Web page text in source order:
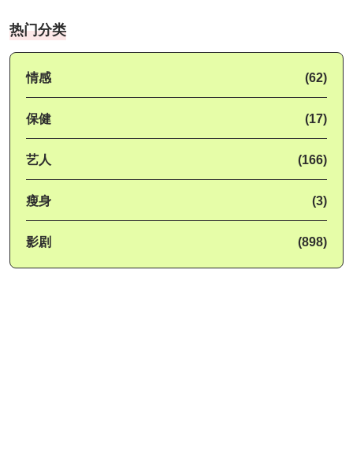
热门分类
情感 (62)
保健 (17)
艺人 (166)
瘦身 (3)
影剧 (898)